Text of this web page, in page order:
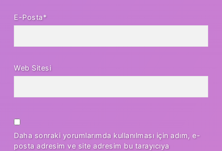
E-Posta*
Web Sitesi
Daha sonraki yorumlarımda kullanılması için adım, e-
posta adresim ve site adresim bu tarayıcıya